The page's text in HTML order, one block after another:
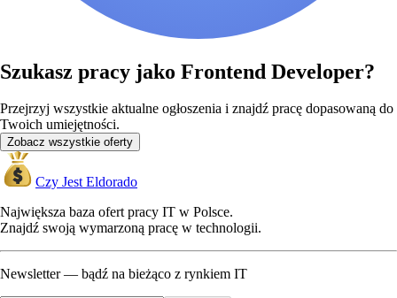
Szukasz pracy jako Frontend Developer?
Przejrzyj wszystkie aktualne ogłoszenia i znajdź pracę dopasowaną do
Twoich umiejętności.
Zobacz wszystkie oferty
Czy Jest Eldorado
Największa baza ofert pracy IT w Polsce.
Znajdź swoją wymarzoną pracę w technologii.
Newsletter — bądź na bieżąco z rynkiem IT